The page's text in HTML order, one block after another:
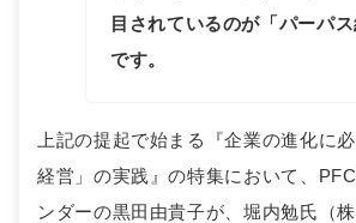
目されているのが「パーパス
です。
上記の提起で始まる『企業の進化に
経営」の実践』の特集において、
ンダーの黒田由貴子が、堀内勉氏（